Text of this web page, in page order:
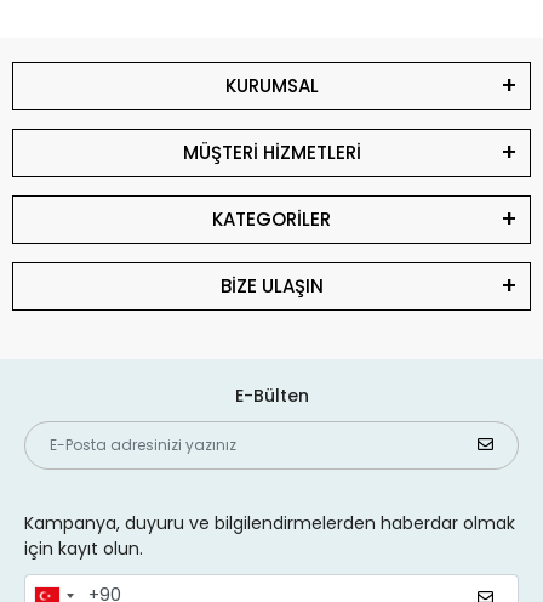
KURUMSAL
MÜŞTERİ HİZMETLERİ
KATEGORİLER
BİZE ULAŞIN
E-Bülten
Kampanya, duyuru ve bilgilendirmelerden haberdar olmak
için kayıt olun.